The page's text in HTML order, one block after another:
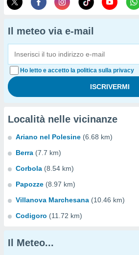
Il meteo via e-mail
Ho letto e accetto la politica sulla privacy
Località nelle vicinanze
Ariano nel Polesine (6.68 km)
Berra (7.7 km)
Corbola (8.54 km)
Papozze (8.97 km)
Villanova Marchesana (10.46 km)
Codigoro (11.72 km)
Il Meteo...